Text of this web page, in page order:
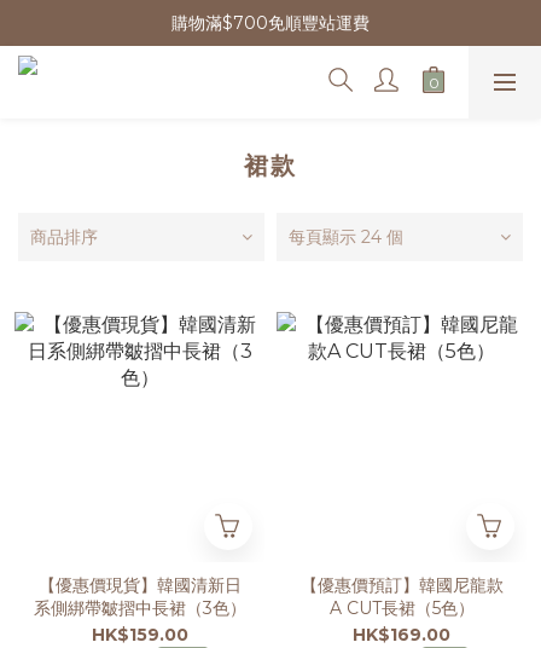
購物滿$700免順豐站運費
裙款
商品排序 每頁顯示 24 個
【優惠價現貨】韓國清新日
系側綁帶皺摺中長裙（3色）
HK$159.00
【優惠價預訂】韓國尼龍款
A CUT長裙（5色）
HK$169.00